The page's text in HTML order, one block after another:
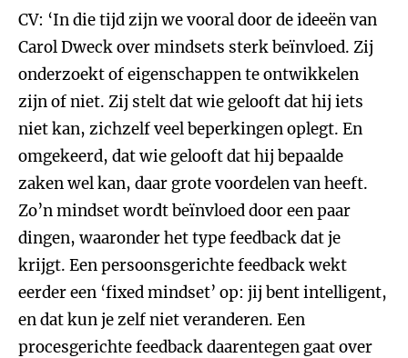
CV: ‘In die tijd zijn we vooral door de ideeën van
Carol Dweck over mindsets sterk beïnvloed. Zij
onderzoekt of eigenschappen te ontwikkelen
zijn of niet. Zij stelt dat wie gelooft dat hij iets
niet kan, zichzelf veel beperkingen oplegt. En
omgekeerd, dat wie gelooft dat hij bepaalde
zaken wel kan, daar grote voordelen van heeft.
Zo’n mindset wordt beïnvloed door een paar
dingen, waaronder het type feedback dat je
krijgt. Een persoonsgerichte feedback wekt
eerder een ‘fixed mindset’ op: jij bent intelligent,
en dat kun je zelf niet veranderen. Een
procesgerichte feedback daarentegen gaat over